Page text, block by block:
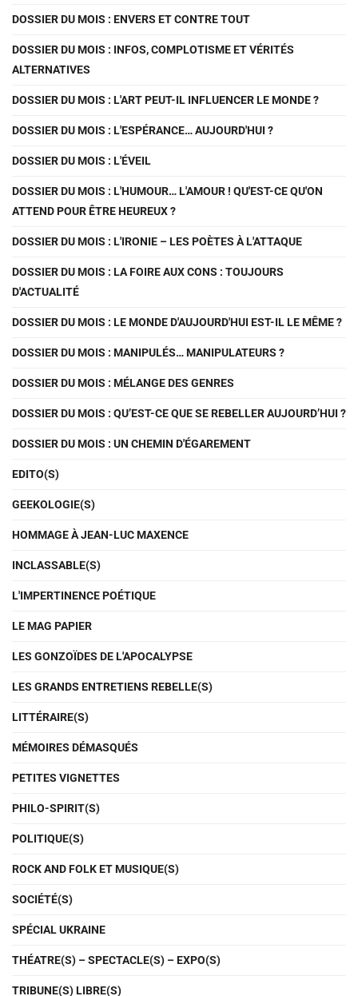
DOSSIER DU MOIS : ENVERS ET CONTRE TOUT
DOSSIER DU MOIS : INFOS, COMPLOTISME ET VÉRITÉS
ALTERNATIVES
DOSSIER DU MOIS : L'ART PEUT-IL INFLUENCER LE MONDE ?
DOSSIER DU MOIS : L'ESPÉRANCE… AUJOURD'HUI ?
DOSSIER DU MOIS : L'ÉVEIL
DOSSIER DU MOIS : L'HUMOUR… L'AMOUR ! QU'EST-CE QU'ON
ATTEND POUR ÊTRE HEUREUX ?
DOSSIER DU MOIS : L'IRONIE – LES POÈTES À L'ATTAQUE
DOSSIER DU MOIS : LA FOIRE AUX CONS : TOUJOURS
D'ACTUALITÉ
DOSSIER DU MOIS : LE MONDE D'AUJOURD'HUI EST-IL LE MÊME ?
DOSSIER DU MOIS : MANIPULÉS… MANIPULATEURS ?
DOSSIER DU MOIS : MÉLANGE DES GENRES
DOSSIER DU MOIS : QU’EST-CE QUE SE REBELLER AUJOURD’HUI ?
DOSSIER DU MOIS : UN CHEMIN D'ÉGAREMENT
EDITO(S)
GEEKOLOGIE(S)
HOMMAGE À JEAN-LUC MAXENCE
INCLASSABLE(S)
L'IMPERTINENCE POÉTIQUE
LE MAG PAPIER
LES GONZOÏDES DE L'APOCALYPSE
LES GRANDS ENTRETIENS REBELLE(S)
LITTÉRAIRE(S)
MÉMOIRES DÉMASQUÉS
PETITES VIGNETTES
PHILO-SPIRIT(S)
POLITIQUE(S)
ROCK AND FOLK ET MUSIQUE(S)
SOCIÉTÉ(S)
SPÉCIAL UKRAINE
THÉATRE(S) – SPECTACLE(S) – EXPO(S)
TRIBUNE(S) LIBRE(S)